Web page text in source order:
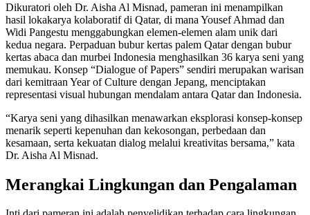
Dikuratori oleh Dr. Aisha Al Misnad, pameran ini menampilkan
hasil lokakarya kolaboratif di Qatar, di mana Yousef Ahmad dan
Widi Pangestu menggabungkan elemen-elemen alam unik dari
kedua negara. Perpaduan bubur kertas palem Qatar dengan bubur
kertas abaca dan murbei Indonesia menghasilkan 36 karya seni yang
memukau. Konsep “Dialogue of Papers” sendiri merupakan warisan
dari kemitraan Year of Culture dengan Jepang, menciptakan
representasi visual hubungan mendalam antara Qatar dan Indonesia.
“Karya seni yang dihasilkan menawarkan eksplorasi konsep-konsep
menarik seperti kepenuhan dan kekosongan, perbedaan dan
kesamaan, serta kekuatan dialog melalui kreativitas bersama,” kata
Dr. Aisha Al Misnad.
Merangkai Lingkungan dan Pengalaman